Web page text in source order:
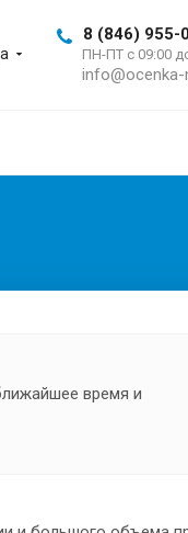
8 (846) 955-
ПН-ПТ с 09:00
время и